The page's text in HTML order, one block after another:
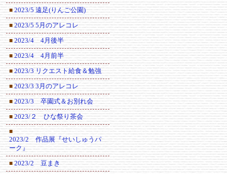
■ 2023/5 遠足(りんご公園)
■ 2023/5 5月のアレコレ
■ 2023/4 4月後半
■ 2023/4 4月前半
■ 2023/3 リクエスト給食＆勉強
■ 2023/3 3月のアレコレ
■ 2023/3 卒園式＆お別れ会
■ 2023/２ ひな祭り茶会
■
2023/2 作品展『せいしゅうパ
ーク』
■ 2023/2 豆まき